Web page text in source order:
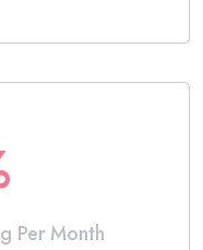
Per Month